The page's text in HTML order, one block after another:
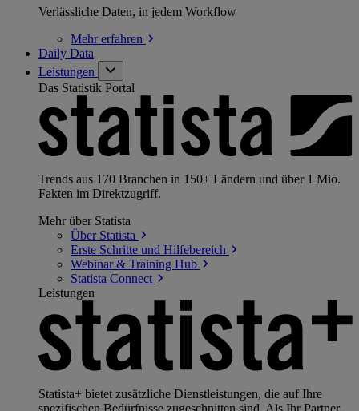
Verlässliche Daten, in jedem Workflow
Mehrerfahren
Daily Data
Leistungen
Das Statistik Portal
Trends aus 170 Branchen in 150+ Ländern und über 1 Mio.
Fakten im Direktzugriff.
Mehr über Statista
Über Statista
Erste Schritte und Hilfebereich
Webinar & Training Hub
Statista Connect
Leistungen
Statista+ bietet zusätzliche Dienstleistungen, die auf Ihre
spezifischen Bedürfnisse zugeschnitten sind. Als Ihr Partner